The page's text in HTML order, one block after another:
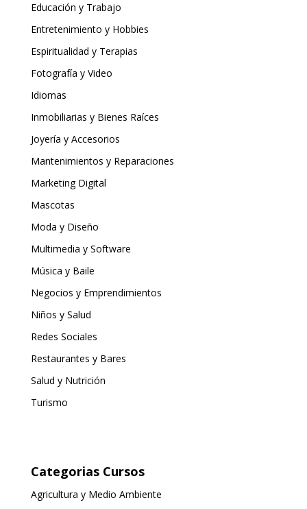
Educación y Trabajo
Entretenimiento y Hobbies
Espiritualidad y Terapias
Fotografía y Video
Idiomas
Inmobiliarias y Bienes Raíces
Joyería y Accesorios
Mantenimientos y Reparaciones
Marketing Digital
Mascotas
Moda y Diseño
Multimedia y Software
Música y Baile
Negocios y Emprendimientos
Niños y Salud
Redes Sociales
Restaurantes y Bares
Salud y Nutrición
Turismo
Categorias Cursos
Agricultura y Medio Ambiente